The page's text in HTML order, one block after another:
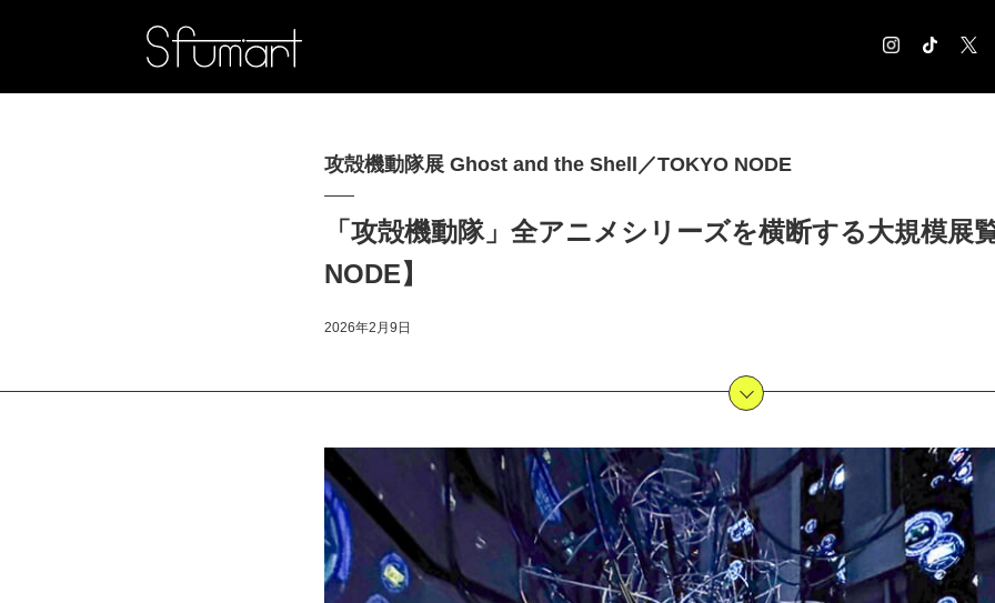
COLUMN コラム記事
EXHIBITION 展覧会情報
CONTACT
POLICY COMPANY
攻殻機動隊展 Ghost and the Shell／TOKYO NODE
「攻殻機動隊」全アニメシリーズを横断する大規模展
NODE】
2026年2月9日